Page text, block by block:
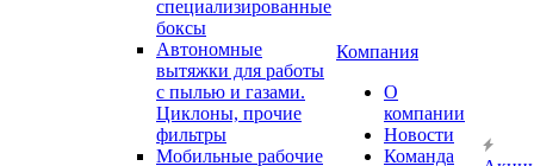
специализированные
боксы
Автономные
вытяжки для работы
с пылью и газами.
Циклоны, прочие
фильтры
Мобильные рабочие
Компания
О
компании
Новости
Команда